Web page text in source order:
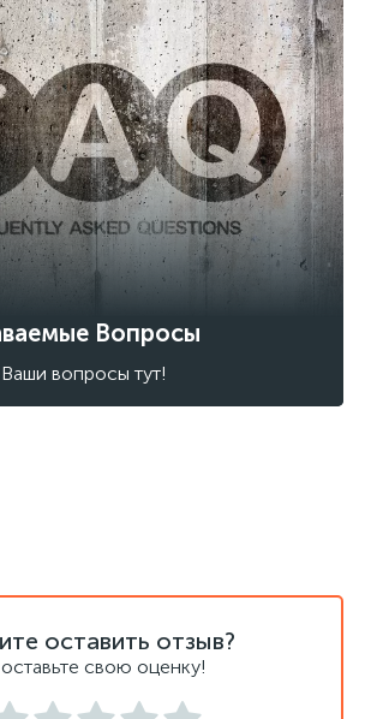
Вопросы
вопросы тут!
оставить отзыв?
свою оценку!